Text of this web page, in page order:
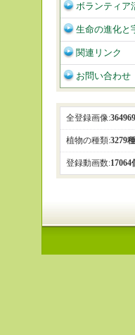
ボランティア
生命の進化と
関連リンク
お問い合わせ
全登録画像:
植物の種類:3279種
登録動画数:17064